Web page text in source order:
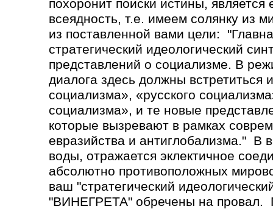
похоронит поиски истины,
всеядность, т.е. имеем солянку из
из поставленной вами цели:
стратегический идеологический
представлений о социализме. В
диалога здесь должны встретиться
социализма», «русского
социализма», и те новые
которые вызревают в рамках
евразийства и антиглобализма." В
воды, отражается эклектичное
абсолютно противоположных
ваш "стратегический
"ВИНЕГРЕТА" обречены на